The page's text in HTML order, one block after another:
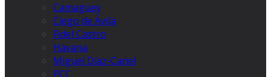
Camagüey
Ciego de Ávila
Fidel Castro
Havana
Miguel Díaz-Canel
PCC